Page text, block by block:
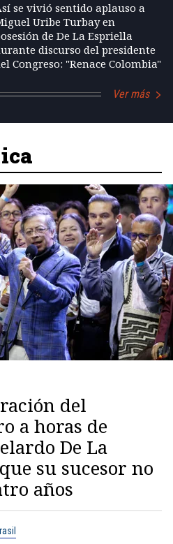
se vivió sentido aplauso a
Uribe Turbay en
de De La Espriella
discurso del presidente
Congreso: "Renace Colombia"
Ver más
del
a horas de
De La
su sucesor no
años